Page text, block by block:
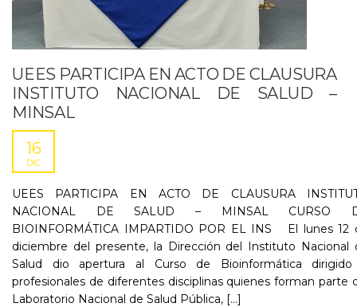
UEES PARTICIPA EN ACTO DE CLAUSURA
INSTITUTO NACIONAL DE SALUD –
MINSAL
16
DIC
UEES PARTICIPA EN ACTO DE CLAUSURA
NACIONAL DE SALUD – MINSAL CURSO
BIOINFORMÁTICA IMPARTIDO POR EL INS El lunes 12
diciembre del presente, la Dirección del Instituto Nacional
Salud dio apertura al Curso de Bioinformática
profesionales de diferentes disciplinas quienes forman parte
Laboratorio Nacional de Salud Pública, [...]